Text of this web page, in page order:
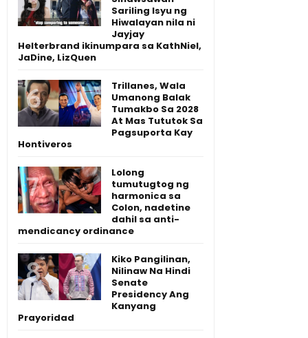
Sariling Isyu ng
Hiwalayan nila ni
Jayjay
Helterbrand ikinumpara sa KathNiel,
JaDine, LizQuen
Trillanes, Wala
Umanong Balak
Tumakbo Sa 2028
At Mas Tututok Sa
Pagsuporta Kay
Hontiveros
Lolong
tumutugtog ng
harmonica sa
Colon, nadetine
dahil sa anti-
mendicancy ordinance
Kiko Pangilinan,
Nilinaw Na Hindi
Senate
Presidency Ang
Kanyang
Prayoridad